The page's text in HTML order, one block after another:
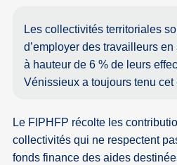
Les collectivités territoriales
d’employer des travailleurs
à hauteur de 6 % de leurs
Vénissieux a toujours tenu cet
Le FIPHFP récolte les
collectivités qui ne respectent
fonds finance des aides